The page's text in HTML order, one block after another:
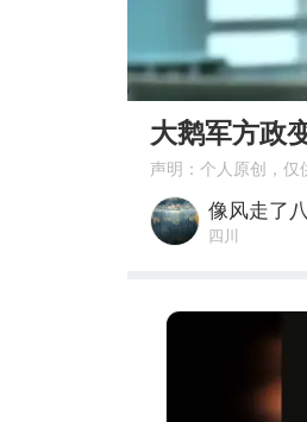
00:00
大鹅军方政
声明：个人原创，仅
像风走了
四川